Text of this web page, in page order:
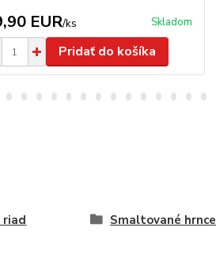
EUR/ks Skladom
Pridať do košíka
riad Smaltované hrnce